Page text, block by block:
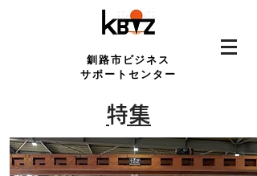
釧路市ビジネス
サポートセンター
​特集